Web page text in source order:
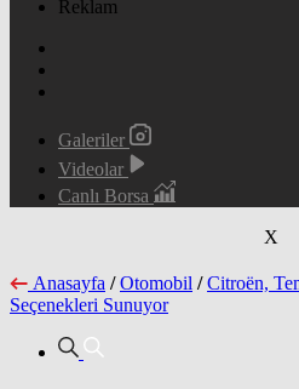
Reklam
Galeriler
Videolar
Canlı Borsa
X
Anasayfa / Otomobil / Citroën,
Seçenekleri Sunuyor